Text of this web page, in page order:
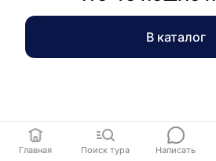
В каталог
Главная Поиск тура Написать